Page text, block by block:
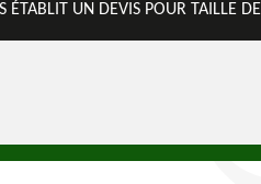
ÉTABLIT UN DEVIS POUR TAILLE